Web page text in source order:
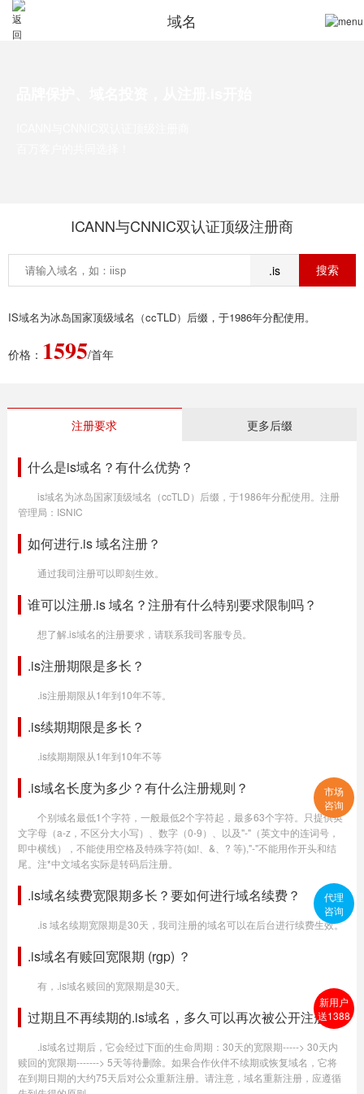
域名
ICANN与CNNIC双认证顶级注册商
.is
IS域名为冰岛国家顶级域名（ccTLD）后缀，于1986年分配使用。
价格： 1595/首年
注册要求 更多后缀
什么是is域名？有什么优势？
is域名为冰岛国家顶级域名（ccTLD）后缀，于1986年分配使用。注册
管理局：ISNIC
如何进行.is 域名注册？
通过我司注册可以即刻生效。
谁可以注册.is 域名？注册有什么特别要求限制吗？
想了解.is域名的注册要求，请联系我司客服专员。
.is注册期限是多长？
.is注册期限从1年到10年不等。
.is续期期限是多长？
.is续期期限从1年到10年不等
.is域名长度为多少？有什么注册规则？
个别域名最低1个字符，一般最低2个字符起，最多63个字符。只提供英
文字母（a-z，不区分大小写）、数字（0-9）、以及"-"（英文中的连词号，
即中横线），不能使用空格及特殊字符(如!、&、? 等),"-"不能用作开头和结
尾。注*中文域名实际是转码后注册。
.is域名续费宽限期多长？要如何进行域名续费？
.is 域名续期宽限期是30天，我司注册的域名可以在后台进行续费生效。
.is域名有赎回宽限期 (rgp) ？
有，.is域名赎回的宽限期是30天。
过期且不再续期的.is域名，多久可以再次被公开注册？
.is域名过期后，它会经过下面的生命周期：30天的宽限期-----> 30天内
赎回的宽限期-------> 5天等待删除。如果合作伙伴不续期或恢复域名，它将
在到期日期的大约75天后对公众重新注册。请注意，域名重新注册，应遵循
市场
咨询
代理
咨询
新用户
送1388